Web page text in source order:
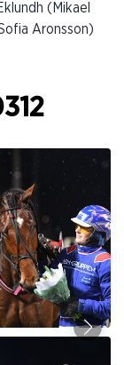
(Mikael
Aronsson)